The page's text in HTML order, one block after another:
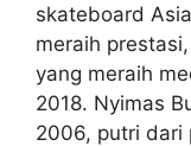
skateboard
meraih
yang meraih
2018. Nyimas
2006, putri dari